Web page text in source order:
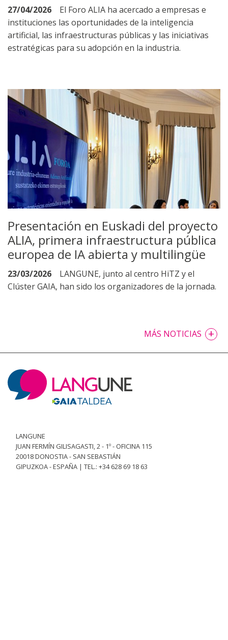
27/04/2026
El Foro ALIA ha acercado a empresas e
instituciones las oportunidades de la inteligencia
artificial, las infraestructuras públicas y las iniciativas
estratégicas para su adopción en la industria.
Presentación en Euskadi del proyecto
ALIA, primera infraestructura pública
europea de IA abierta y multilingüe
23/03/2026
LANGUNE, junto al centro HiTZ y el
Clúster GAIA, han sido los organizadores de la jornada.
MÁS NOTICIAS +
LANGUNE
JUAN FERMÍN GILISAGASTI, 2 - 1º - OFICINA 115
20018 DONOSTIA - SAN SEBASTIÁN
GIPUZKOA - ESPAÑA | TEL.: +34 628 69 18 63